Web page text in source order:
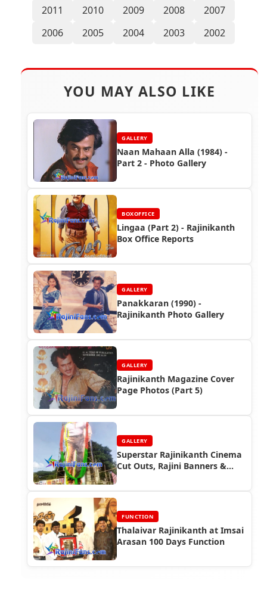
2011
2010 2009 2008
2007
2006
2005 2004 2003 2002
YOU MAY ALSO LIKE
GALLERY
Naan Mahaan Alla (1984) -
Part 2 - Photo Gallery
BOXOFFICE
Lingaa (Part 2) - Rajinikanth
Box Office Reports
GALLERY
Panakkaran (1990) -
Rajinikanth Photo Gallery
GALLERY
Rajinikanth Magazine Cover
Page Photos (Part 5)
GALLERY
Superstar Rajinikanth Cinema
Cut Outs, Rajini Banners &
FUNCTION
Thalaivar Rajinikanth at Imsai
Arasan 100 Days Function